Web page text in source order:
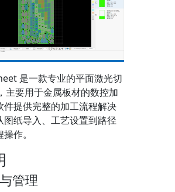
是一款专业的平面激光切
主要用于金属板材的数控加
件提供完整的加工流程解决
图纸导入、工艺设置到路径
作。
管理